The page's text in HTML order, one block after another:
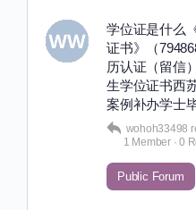
学位证是什么
证书》（
历认证（留信
生学位证书西
案例补办学士
wohoh33498
1 Member · 0
Public Forum